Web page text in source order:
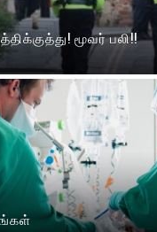
மூவர் பலி!!